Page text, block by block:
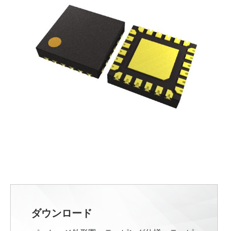
ダウンロード